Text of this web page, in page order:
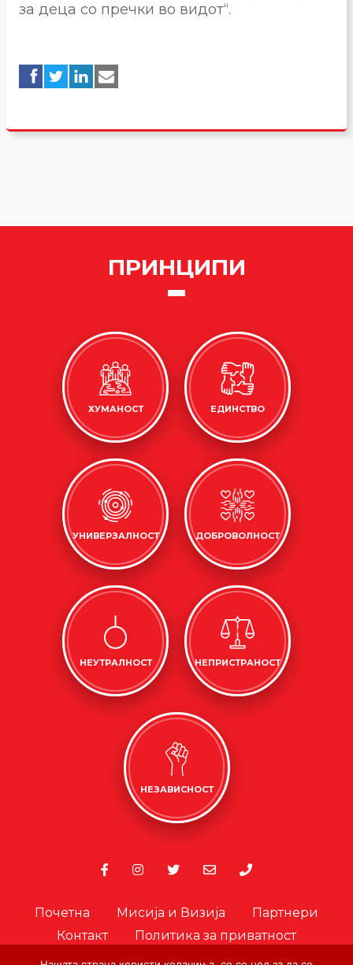
за деца со пречки во видот“.
ПРИНЦИПИ
ХУМАНОСТ ЕДИНСТВО
УНИВЕРЗАЛНОСТ ДОБРОВОЛНОСТ
НЕУТРАЛНОСТ НЕПРИСТРАНОСТ
НЕЗАВИСНОСТ
Почетна Мисија и Визија
Партнери
Контакт
Политика за приватност
Политика за колачиња